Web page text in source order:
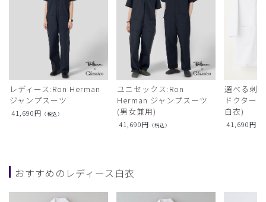
レディース:Ron Herman
ジャンプスーツ
41,690円 （税込）
ユニセックス:Ron
Herman ジャンプスーツ
(男女兼用)
41,690円 （税込）
選べる刺
ドクター
白衣)
41,690円
おすすめのレディース白衣